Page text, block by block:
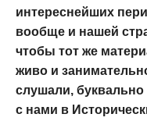
интереснейших
вообще и нашей
чтобы тот же
живо и
слушали,
с нами в